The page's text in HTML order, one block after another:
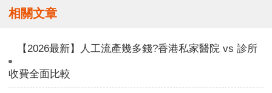
相關文章
【2026最新】人工流產幾多錢?香港私家醫院 vs 診所
收費全面比較